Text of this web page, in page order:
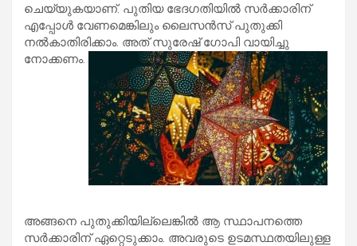
ചെയ്യുകയാണ്. പുതിയ ഭേദഗതിയില്‍ സര്‍ക്കാരിന്
എപ്പോള്‍ വേണമെങ്കിലും ലൈസന്‍സ് പുതുക്കി
നല്‍കാതിരിക്കാം. അത് സുരേഷ് ഗോപി വായിച്ചു
നോക്കണം.
അങ്ങനെ പുതുക്കിയില്ലെങ്കില്‍ ആ സ്ഥാപനത്തെ
സര്‍ക്കാരിന് ഏറ്റെടുക്കാം. അവരുടെ ഉടമസ്ഥതയിലുള്ള